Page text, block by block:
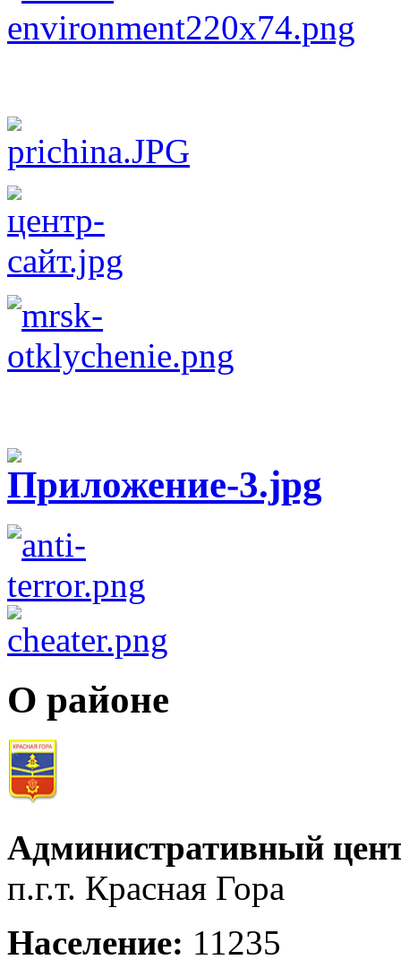
О районе
Административный
п.г.т. Красная Гора
Население: 11235